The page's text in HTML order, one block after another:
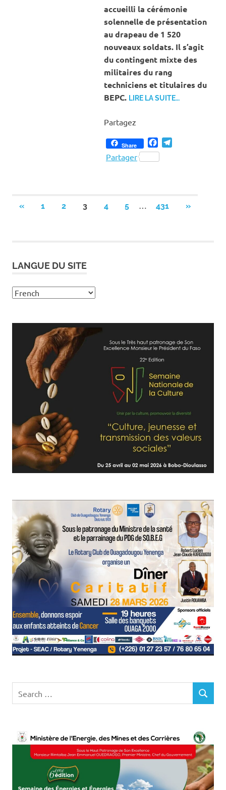
accueilli la cérémonie
solennelle de présentation
au drapeau de 1 520
nouveaux soldats. Il s’agit
du contingent mixte des
militaires du rang
techniciens et titulaires du
BEPC. LIRE LA SUITE…
Partagez
Share Facebook
Partager
Pagination
«PREVIOUS
1 2 3 4 5 … 431
NEXT
»
LANGUE DU SITE
for:
SEARCH